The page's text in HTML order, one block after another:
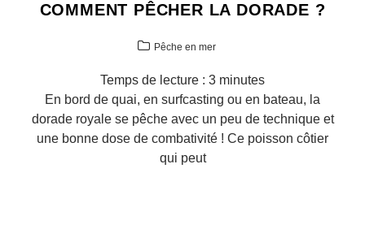
COMMENT PÊCHER LA DORADE ?
Pêche en mer
Temps de lecture : 3 minutes
En bord de quai, en surfcasting ou en bateau, la
dorade royale se pêche avec un peu de technique et
une bonne dose de combativité ! Ce poisson côtier
qui peut